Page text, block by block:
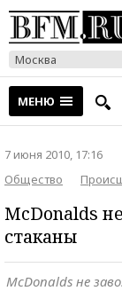
Москва
МЕНЮ
7 июня 2010, 17:16
Общество
McDonalds
стаканы
McDonalds не